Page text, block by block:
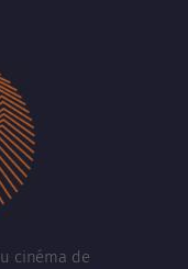
cinéma de